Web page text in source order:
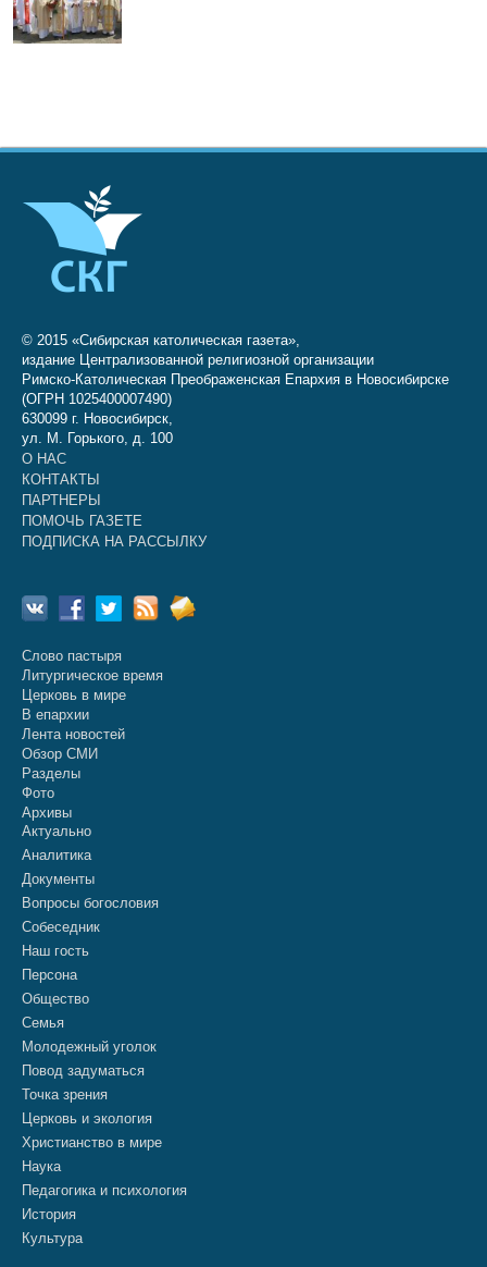
© 2015 «Сибирская католическая газета»,
издание Централизованной религиозной организации
Римско-Католическая Преображенская Епархия в Новосибирске
(ОГРН 1025400007490)
630099 г. Новосибирск,
ул. М. Горького, д. 100
О НАС
КОНТАКТЫ
ПАРТНЕРЫ
ПОМОЧЬ ГАЗЕТЕ
ПОДПИСКА НА РАССЫЛКУ
Слово пастыря
Литургическое время
Церковь в мире
В епархии
Лента новостей
Обзор СМИ
Разделы
Фото
Архивы
Актуально
Аналитика
Документы
Вопросы богословия
Собеседник
Наш гость
Персона
Общество
Семья
Молодежный уголок
Повод задуматься
Точка зрения
Церковь и экология
Христианство в мире
Наука
Педагогика и психология
История
Культура